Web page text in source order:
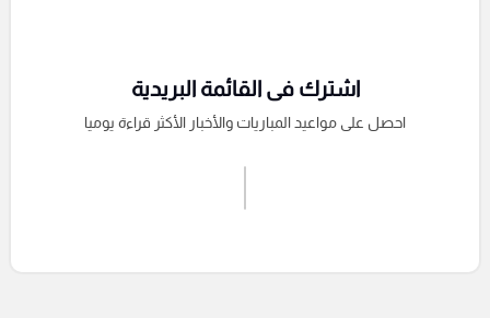
اشترك فى القائمة البريدية
احصل على مواعيد المباريات والأخبار الأكثر قراءة يوميا